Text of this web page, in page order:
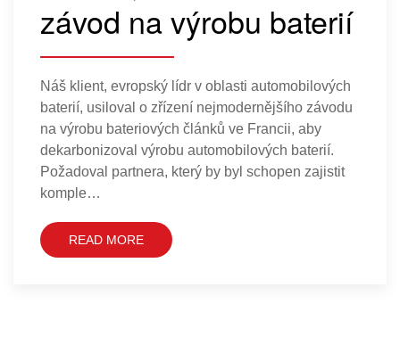
závod na výrobu baterií
Náš klient, evropský lídr v oblasti automobilových
baterií, usiloval o zřízení nejmodernějšího závodu
na výrobu bateriových článků ve Francii, aby
dekarbonizoval výrobu automobilových baterií.
Požadoval partnera, který by byl schopen zajistit
komple…
READ MORE